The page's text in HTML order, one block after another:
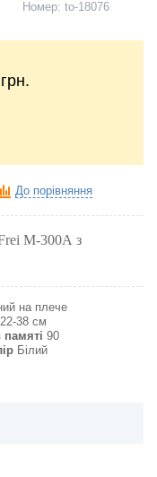
Номер: to-18076
грн.
До порівняння
M-300A з
на плече
22-38 см
памяті 90
Білий